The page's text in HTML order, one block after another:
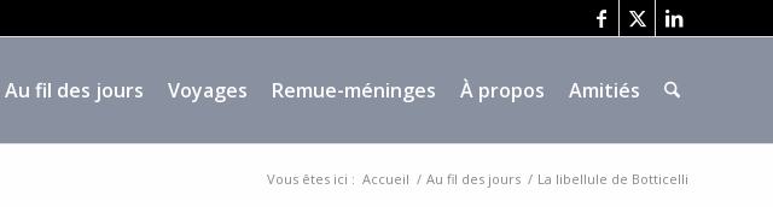
Au fil des jours Voyages Remue-méninges À propos
Amitiés
Vous êtes ici : Accueil / Au fil des jours / La libellule de Botticelli